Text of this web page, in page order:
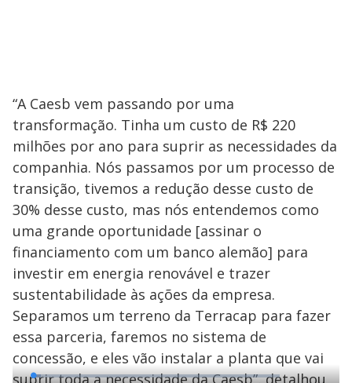
“A Caesb vem passando por uma
transformação. Tinha um custo de R$ 220
milhões por ano para suprir as necessidades da
companhia. Nós passamos por um processo de
transição, tivemos a redução desse custo de
30% desse custo, mas nós entendemos como
uma grande oportunidade [assinar o
financiamento com um banco alemão] para
investir em energia renovável e trazer
sustentabilidade às ações da empresa.
Separamos um terreno da Terracap para fazer
essa parceria, faremos no sistema de
concessão, e eles vão instalar a planta que vai
suprir toda a necessidade da Caesb”, detalhou
L